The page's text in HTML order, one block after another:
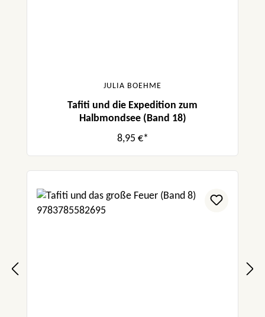
JULIA BOEHME
Tafiti und die Expedition zum
Halbmondsee (Band 18)
8,95 €*